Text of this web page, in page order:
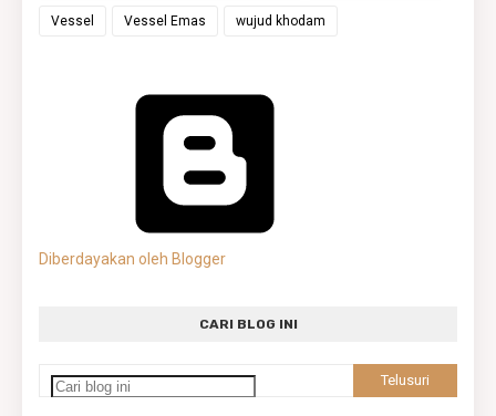
Vessel Vessel Emas wujud khodam
Diberdayakan oleh Blogger
CARI BLOG INI